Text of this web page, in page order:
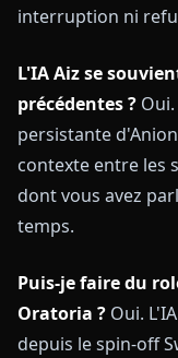
interruption ni
L'IA Aiz se
précédentes ?
persistante
contexte entre les
dont vous avez
temps.
Puis-je faire du
Oratoria ? Oui.
depuis le spin-off